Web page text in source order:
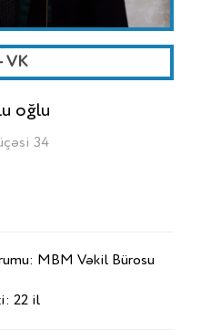
VK
oğlu
34
MBM Vəkil Bürosu
22 il